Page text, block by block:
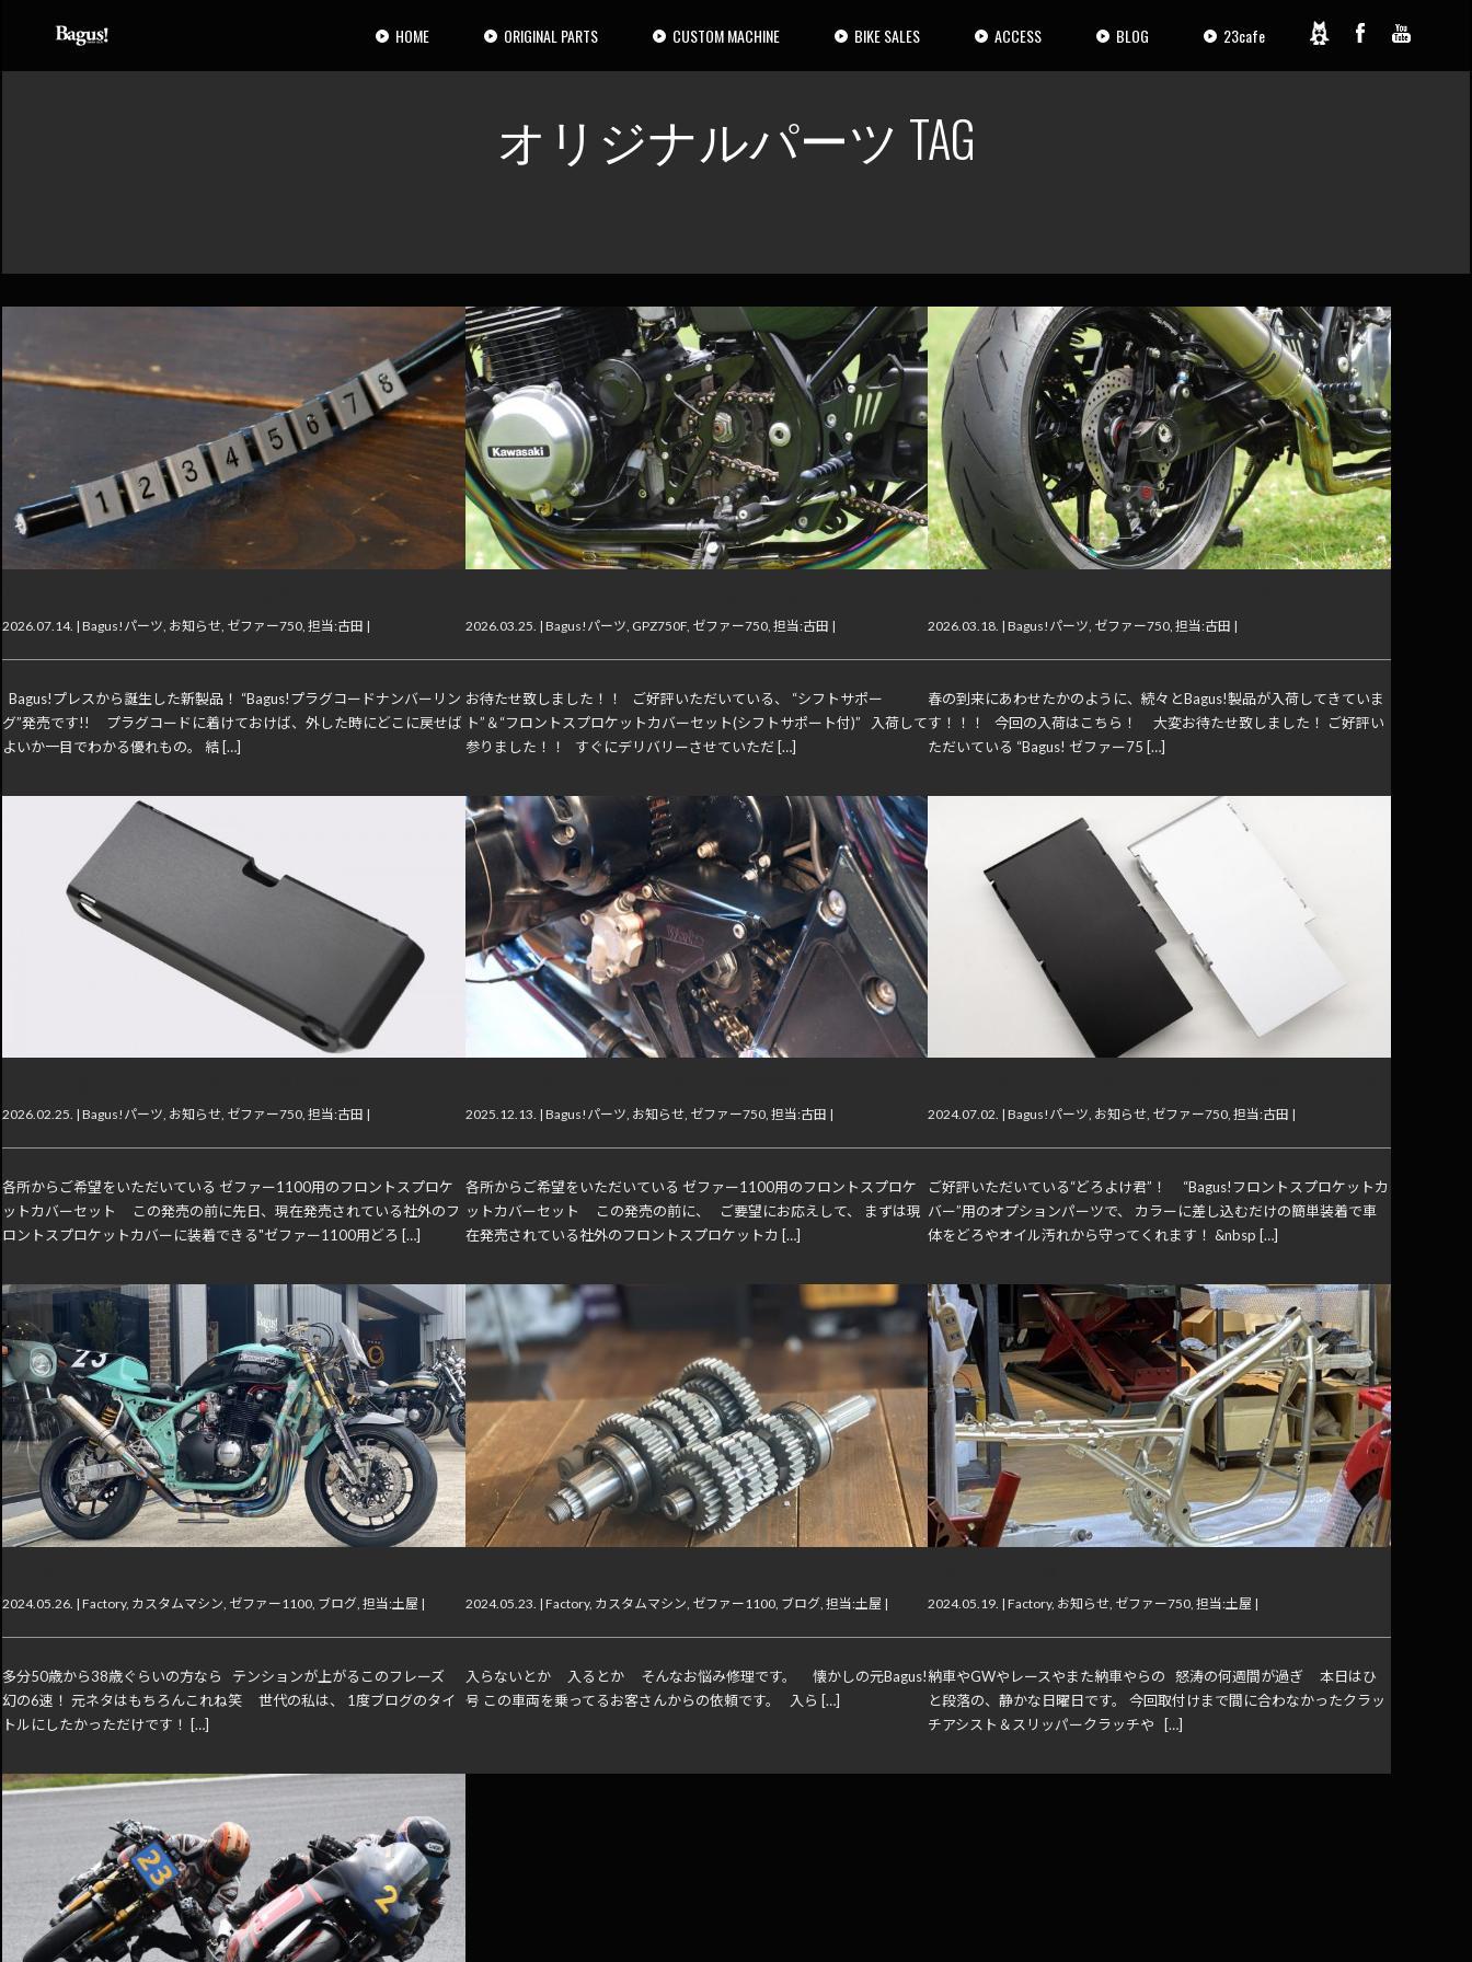
ン
ー
HOME ORIGINAL PARTS CUSTOM MACHINE BIKE SALES ACCESS BLOG 23cafe
オリジナルパーツ TAG
2026.07.14. | Bagus!パーツ お知らせ ゼファー750 担当:古田 |
Bagus!プレスから誕生した新製品！ “Bagus!プラグコードナンバーリン
グ”発売です!! プラグコードに着けておけば、外した時にどこに戻せば
よいか一目でわかる優れもの。 結 […]
2026.03.25. | Bagus!パーツ GPZ750F, ゼファー750, 担当:古田 |
お待たせ致しました！！ ご好評いただいている、 “シフトサポー
ト”＆“フロントスプロケットカバーセット(シフトサポート付)” 入荷して
参りました！！ すぐにデリバリーさせていただ […]
2026.03.18. |Bagus!パーツ ゼファー750 ,担当:古田 |
春の到来にあわせたかのように、続々とBagus!製品が入荷してきていま
す！！！ 今回の入荷はこちら！ 大変お待たせ致しました！ ご好評い
ただいている “Bagus! ゼファー75 […]
2026.02.25. | Bagus!パーツ, お知らせ, ゼファー750, 担当:古田 |
各所からご希望をいただいている ゼファー1100用のフロントスプロケ
ットカバーセット この発売の前に先日、現在発売されている社外のフ
ロントスプロケットカバーに装着できる"ゼファー1100用どろ […]
2025.12.13. | Bagus!パーツ, お知らせ, ゼファー750, 担当:古田 |
各所からご希望をいただいている ゼファー1100用のフロントスプロケ
ットカバーセット この発売の前に、 ご要望にお応えして、 まずは現
在発売されている社外のフロントスプロケットカ […]
2024.07.02. |Bagus!パーツ, お知らせ, ゼファー750,担当:古田 |
ご好評いただいている“どろよけ君”！ “Bagus!フロントスプロケットカ
バー”用のオプションパーツで、 カラーに差し込むだけの簡単装着で車
体をどろやオイル汚れから守ってくれます！ &nbsp […]
2024.05.26. | Factory, カスタムマシン ゼファー1100 ブログ 担当:土屋 |
多分50歳から38歳ぐらいの方なら テンションが上がるこのフレーズ
幻の6速！ 元ネタはもちろんこれね笑 世代の私は、 1度ブログのタイ
トルにしたかっただけです！ […]
2024.05.23. | Factory, カスタムマシン ゼファー1100, ブログ, 担当:土屋 |
入らないとか 入るとか そんなお悩み修理です。 懐かしの元Bagus!
号 この車両を乗ってるお客さんからの依頼です。 入ら […]
2024.05.19. |Factory, お知らせ ゼファー750 ,担当:土屋 |
納車やGWやレースやまた納車やらの 怒涛の何週間が過ぎ 本日はひ
と段落の、静かな日曜日です。 今回取付けまで間に合わなかったクラッ
チアシスト＆スリッパークラッチや […]